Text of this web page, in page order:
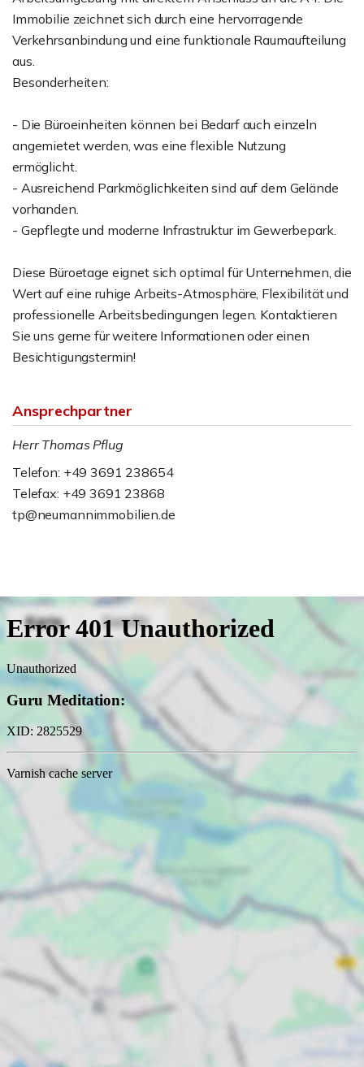
Immobilie zeichnet sich durch eine hervorragende
Verkehrsanbindung und eine funktionale Raumaufteilung
aus.
Besonderheiten:
- Die Büroeinheiten können bei Bedarf auch einzeln
angemietet werden, was eine flexible Nutzung
ermöglicht.
- Ausreichend Parkmöglichkeiten sind auf dem Gelände
vorhanden.
- Gepflegte und moderne Infrastruktur im Gewerbepark.
Diese Büroetage eignet sich optimal für Unternehmen, die
Wert auf eine ruhige Arbeits-Atmosphäre, Flexibilität und
professionelle Arbeitsbedingungen legen. Kontaktieren
Sie uns gerne für weitere Informationen oder einen
Besichtigungstermin!
Ansprechpartner
Herr Thomas Pflug
Telefon: +49 3691 238654
Telefax: +49 3691 23868
tp@neumannimmobilien.de